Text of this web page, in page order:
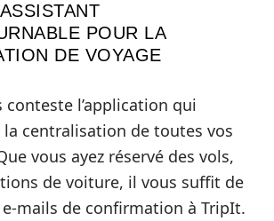
POUR LA
DE VOYAGE
conteste l’application qui
la centralisation de toutes vos
vous ayez réservé des vols,
de voiture, il vous suffit de
mails de confirmation à TripIt.